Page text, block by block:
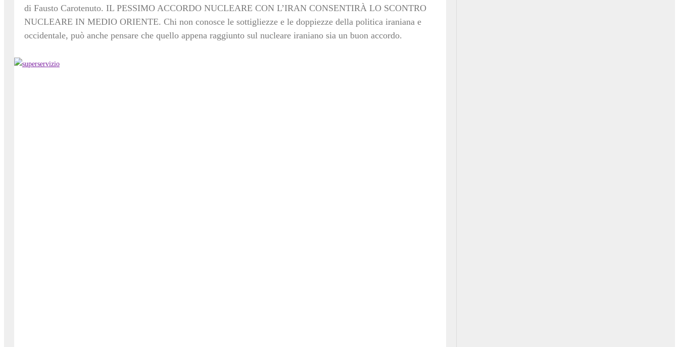
di Fausto Carotenuto. IL PESSIMO ACCORDO NUCLEARE CON L’IRAN CONSENTIRÀ LO SCONTRO
NUCLEARE IN MEDIO ORIENTE. Chi non conosce le sottigliezze e le doppiezze della politica iraniana e
occidentale, può anche pensare che quello appena raggiunto sul nucleare iraniano sia un buon accordo.